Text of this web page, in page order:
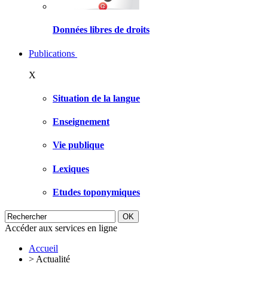
Données libres de droits
Publications
X
Situation de la langue
Enseignement
Vie publique
Lexiques
Etudes toponymiques
Accéder aux services en ligne
Accueil
> Actualité